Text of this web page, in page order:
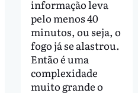
informação leva
pelo menos 40
minutos, ou seja, o
fogo já se alastrou.
Então é uma
complexidade
muito grande o